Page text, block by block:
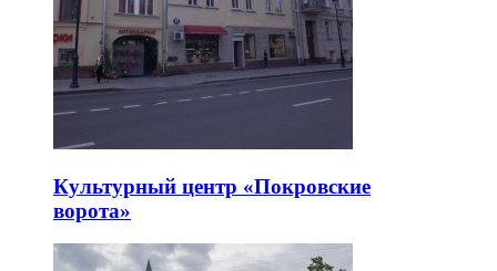
Культурный центр «Покровские
ворота»